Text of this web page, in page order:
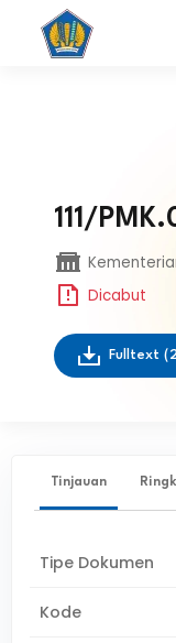
111/
Dicabut
Fulltext
Tinjauan
Tipe Dokumen
Kode